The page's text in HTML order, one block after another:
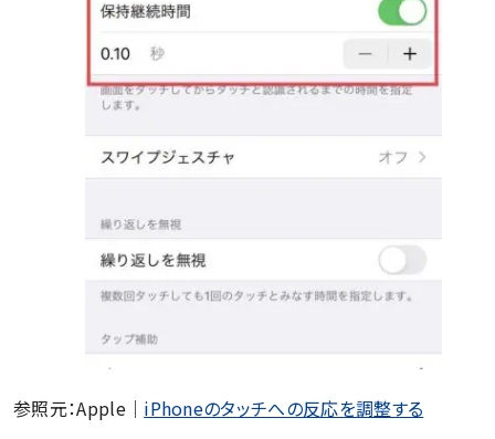
参照元：Apple｜ iPhoneのタッチへの反応を調整する